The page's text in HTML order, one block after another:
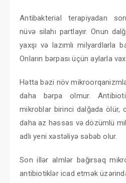
Antibakterial terapiyadan
nüvə silahı partlayır. Onun
yaxşı və lazımlı milyardlarla
Onların bərpası üçün aylarla
Hətta bəzi növ
daha bərpa olmur.
mikroblar birinci dalğada ölür,
daha az həssas və dözümlü
adlı yeni xəstəliyə səbəb olur.
Son illər almlər bağırsaq
antibiotiklər icad etmək